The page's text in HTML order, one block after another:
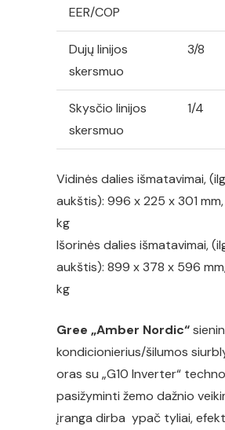
EER/COP
Dujų linijos
skersmuo
3/8
Skysčio linijos
skersmuo
1/4
Vidinės dalies išmatavimai,
aukštis): 996 x 225 x 301 mm,
kg
Išorinės dalies išmatavimai,
aukštis): 899 x 378 x 596
kg
Gree „Amber Nordic“
kondicionierius/šilumos
oras su „G10 Inverter“
pasižyminti žemo dažnio
įranga dirba ypač tyliai,